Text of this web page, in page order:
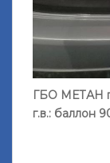
ГБО МЕТАН
г.в.: баллон